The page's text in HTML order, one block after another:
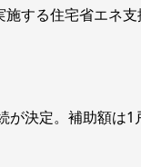
施する住宅省エネ
決定。補助額は